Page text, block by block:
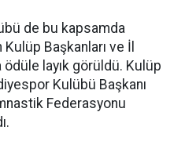
de bu kapsamda
Başkanları ve İl
ödüle layık görüldü. Kulüp
Kulübü Başkanı
Federasyonu